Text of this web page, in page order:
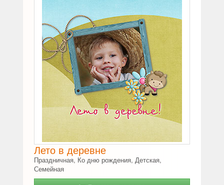
Лето в деревне
Праздничная, Ко дню рождения, Детская,
Семейная